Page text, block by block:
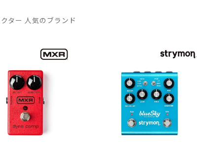
ター 人気のブランド